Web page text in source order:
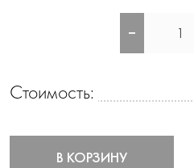
-
Стоимость:
В КОРЗИНУ